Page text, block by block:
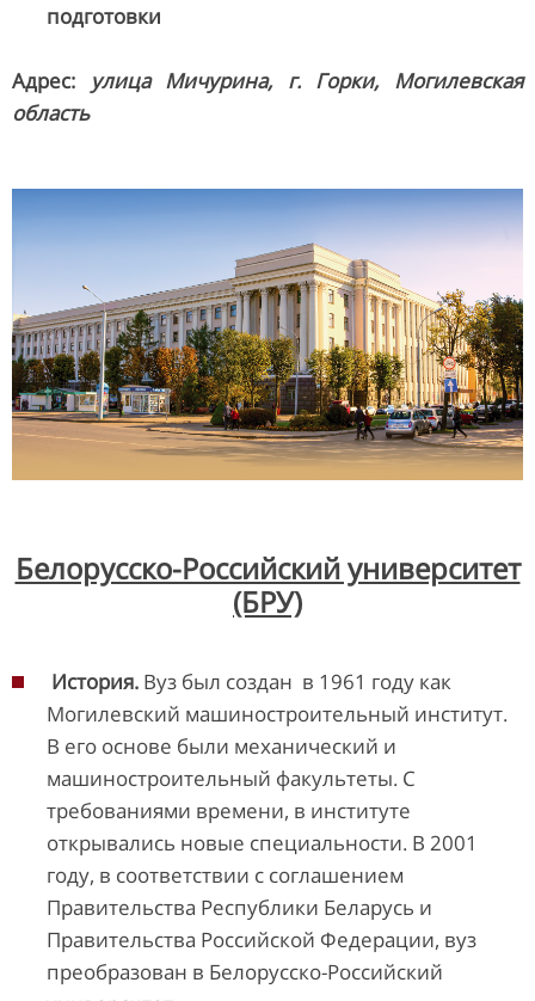
подготовки
Адрес:
улица Мичурина, г. Горки, Могилевская
область
Белорусско-Российский университет
(БРУ)
История. Вуз был создан в 1961 году как
Могилевский машиностроительный институт.
В его основе были механический и
машиностроительный факультеты. С
требованиями времени, в институте
открывались новые специальности. В 2001
году, в соответствии с соглашением
Правительства Республики Беларусь и
Правительства Российской Федерации, вуз
преобразован в Белорусско-Российский